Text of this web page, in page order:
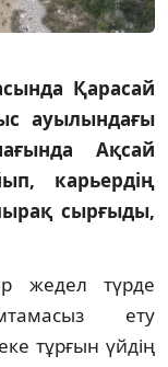
Қарасай
ауылындағы
Ақсай
карьердің
сырғыды,
жедел түрде
ету
тұрғын үйдің